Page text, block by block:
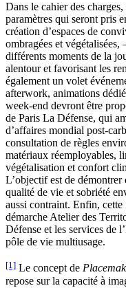
Dans le cahier des
paramètres qui seront pris
création d’espaces de
ombragées et
différents moments de la
alentour et favorisant les
également un volet
afterwork, animations
week-end devront être
de Paris La Défense, qui
d’affaires mondial post-
consultation de règles
matériaux réemployables,
végétalisation et confort
L’objectif est de
qualité de vie et sobriété
aussi contraint. Enfin,
démarche Atelier des
Défense et les services de
pôle de vie multiusage.
[1] Le concept de
repose sur la capacité à